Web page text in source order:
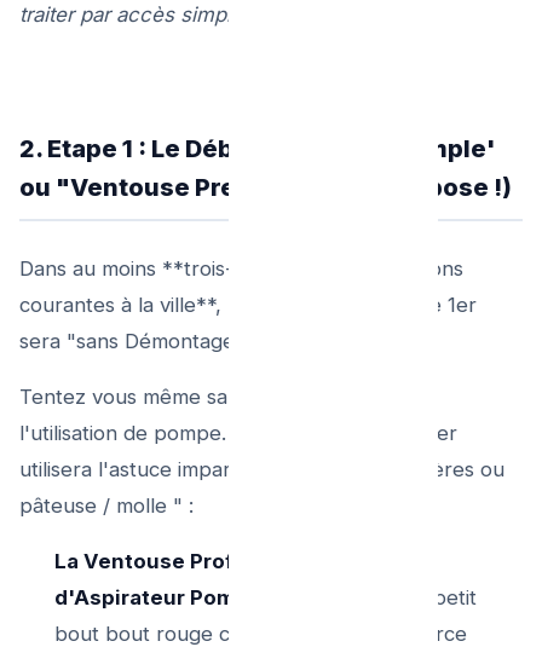
traiter par accès simple depuis la vasque !
2. Etape 1 : Le Débouchage Pro 'Simple'
ou "Ventouse Pression" (Sans dépose !)
Dans au moins **trois-quarts des interventions
courantes à la ville**, le travail de sauvetage 1er
sera "sans Démontage Total"
Tentez vous même sans d’artifice démesuré
l'utilisation de pompe. Le réparateur plombier
utilisera l'astuce imparable des masses "légères ou
pâteuse / molle " :
La Ventouse Professionnelle A Valve
d'Aspirateur Pompe :
A différence du petit
bout bout rouge caoutchouc du commerce